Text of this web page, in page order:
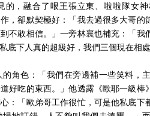
的，融合了哏王張立東、啦啦隊女
，卻默契極好：「我去過很多大哥的
不敢相信。」一旁林襄也補充：「我
底下人真的超級好，我們三個現在相
角色：「我們在旁邊補一些笑料，
好吃的東西。」他透露《歐耶一級棒
：「歐弟哥工作很忙，可是他私底下